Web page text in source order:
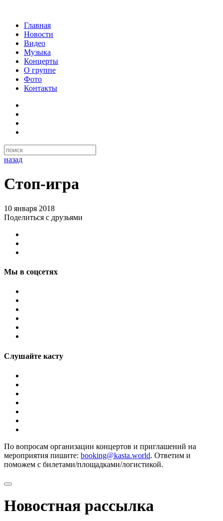
Главная
Новости
Видео
Музыка
Концерты
О группе
Фото
Контакты
назад
Стоп-игра
10 января 2018
Поделиться с друзьями
Мы в соцсетях
Слушайте касту
По вопросам организации концертов и приглашений на
мероприятия пишите: booking@kasta.world. Ответим и
поможем с билетами/площадками/логистикой.
Новостная рассылка